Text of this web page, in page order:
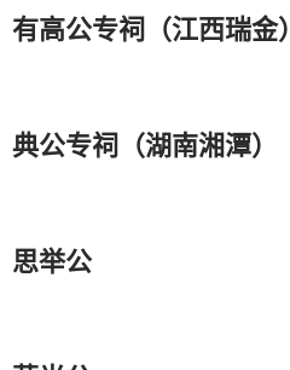
有高公专祠（江西瑞金）
典公专祠（湖南湘潭）
思举公